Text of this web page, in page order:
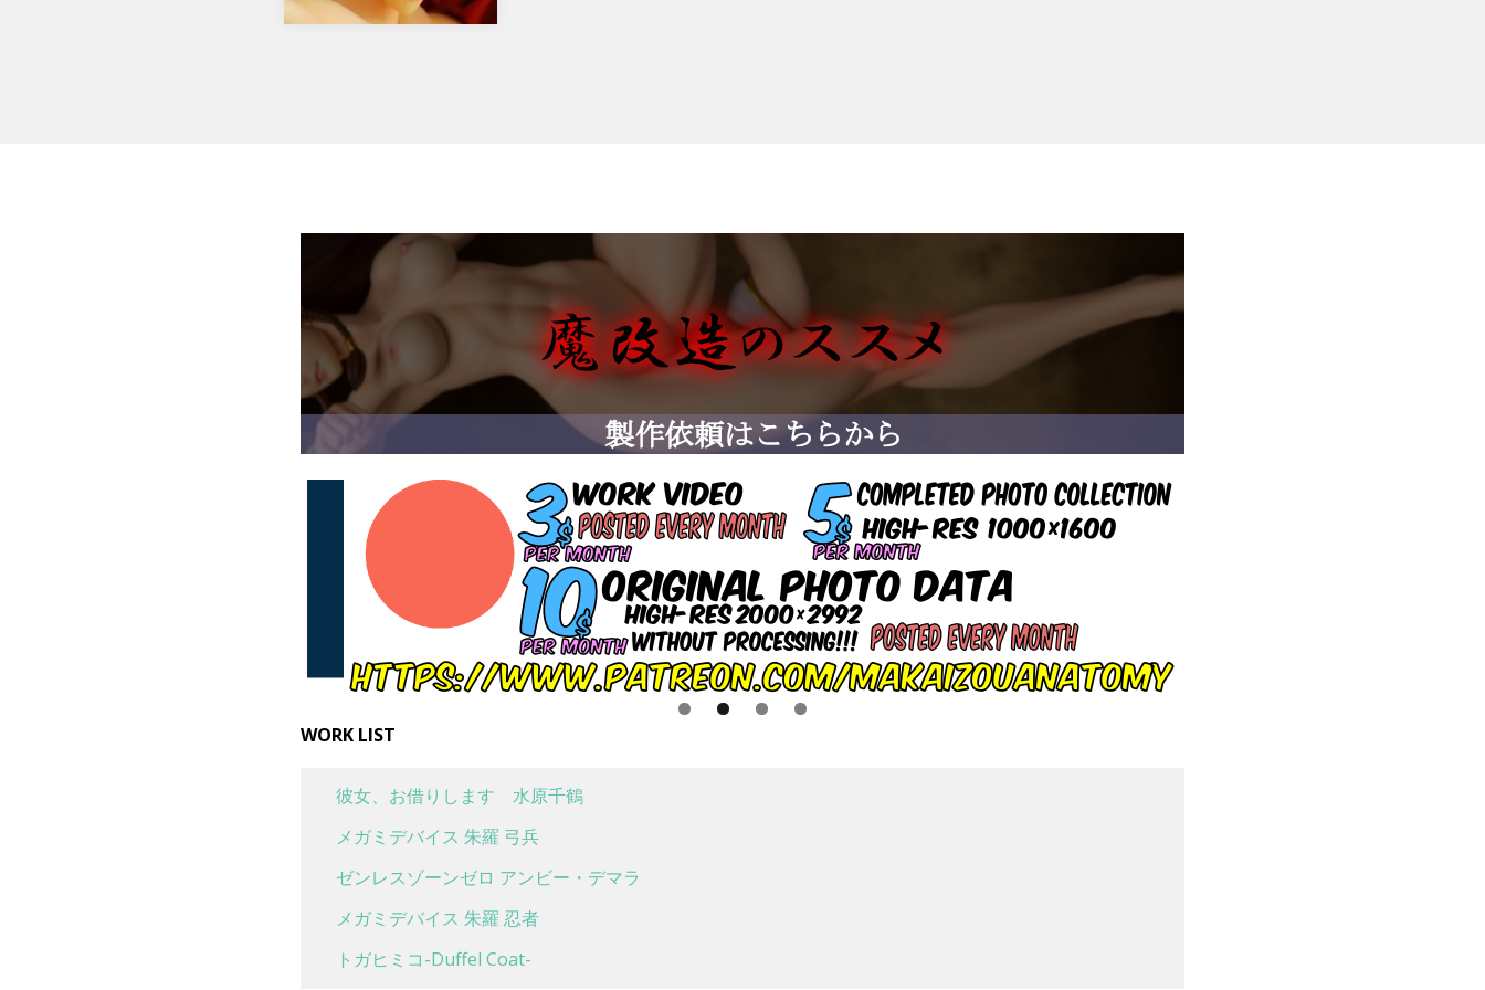
WORK LIST
彼女、お借りします 水原千鶴
メガミデバイス 朱羅 弓兵
ゼンレスゾーンゼロ アンビー・デマラ
メガミデバイス 朱羅 忍者
トガヒミコ-Duffel Coat-